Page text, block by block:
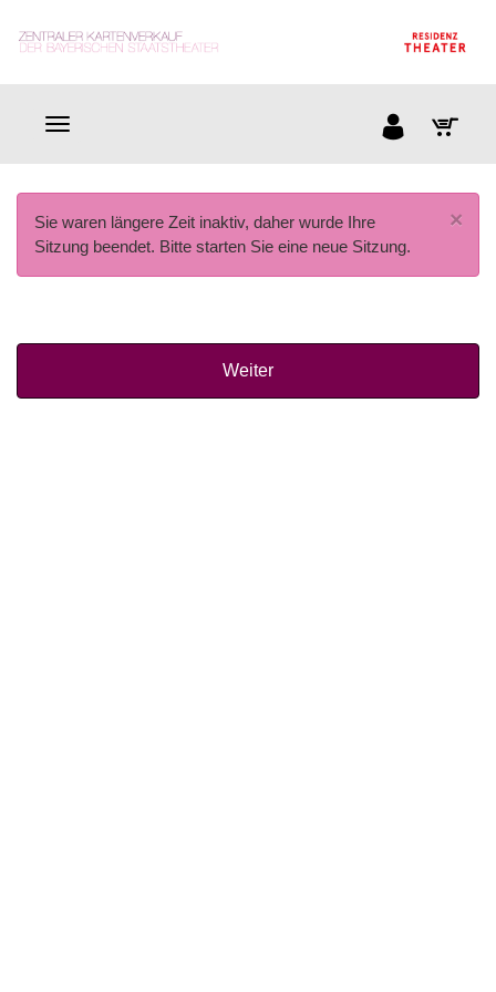
×
Sie waren längere Zeit inaktiv, daher wurde Ihre
Sitzung beendet. Bitte starten Sie eine neue Sitzung.
Weiter